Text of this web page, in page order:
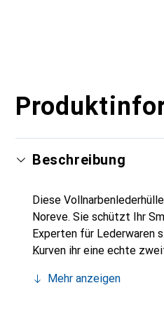
Beschreibung
Diese
Noreve. Sie schützt Ihr
Experten für Lederwaren
Kurven ihr eine echte
Wahl für eine
Mehr anzeigen